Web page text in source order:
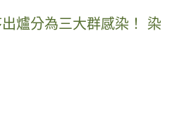
爐分為三大群感染！ 染